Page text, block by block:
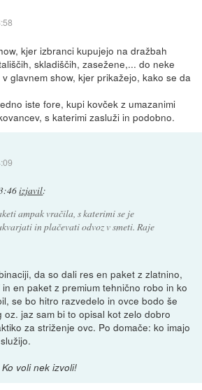
kjer izbranci kupujejo na dražbah
skladiščih, zasežene,... do neke
glavnem show, kjer prikažejo, kako se da
iste fore, kupi kovček z umazanimi
s katerimi zasluži in podobno.
izjavil:
ampak vračila, s katerimi se je
in plačevati odvoz v smeti. Raje
da so dali res en paket z zlatnino,
en paket z premium tehnično robo in ko
se bo hitro razvedelo in ovce bodo še
jaz sam bi to opisal kot zelo dobro
za striženje ovc. Po domače: ko imajo
Ko voli nek izvoli!